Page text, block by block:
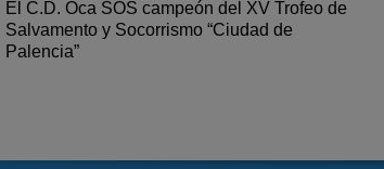
El C.D. Oca SOS campeón del XV Trofeo de
Salvamento y Socorrismo “Ciudad de
Palencia”